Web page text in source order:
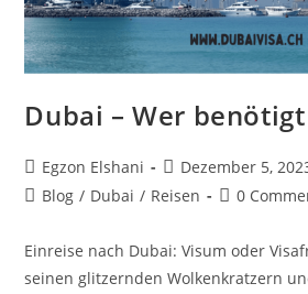
Dubai – Wer
Egzon Elshani
Dezember 5,
Blog / Dubai / Reisen 0
Einreise nach Dubai: Visum oder
seinen glitzernden Wolkenkratzern